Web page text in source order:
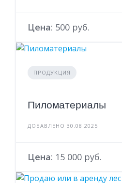
Цена: 500 руб.
ПРОДУКЦИЯ
Пиломатериалы
ДОБАВЛЕНО 30.08.2025
Цена: 15 000 руб.